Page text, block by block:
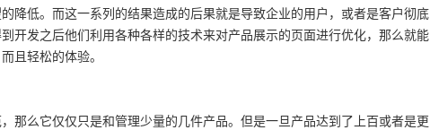
降低。而这一系列的结果造成的后果就是导致企业的用户，或者是客户彻底
开发之后他们利用各种各样的技术来对产品展示的页面进行优化，那么就能
且轻松的体验。
那么它仅仅只是和管理少量的几件产品。但是一旦产品达到了上百或者是更